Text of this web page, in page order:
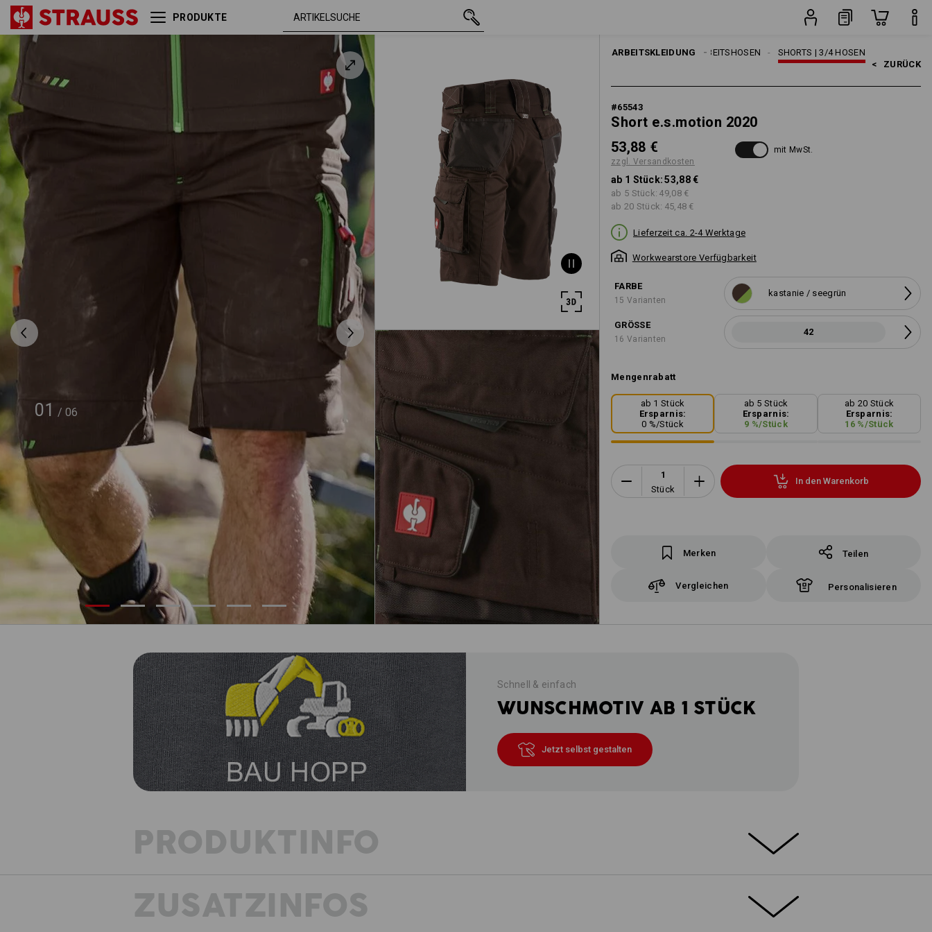
PRODUKTE
01 / 06
ARBEITSKLEIDUNG SHORTS | 3/4 HOSEN
ARBEITSHOSEN
HERREN
< ZURÜCK
#65543
Short e.s.motion 2020
53,88 €
zzgl. Versandkosten
mit MwSt.
ab 1 Stück: 53,88 €
ab 5 Stück: 49,08 €
ab 20 Stück: 45,48 €
Lieferzeit ca. 2-4 Werktage
Workwearstore Verfügbarkeit
FARBE
15 Varianten
kastanie / seegrün
GRÖSSE
16 Varianten
42
Mengenrabatt
ab 1 Stück
Ersparnis:
0 %/Stück
ab 5 Stück
Ersparnis:
9 %/Stück
ab 20 Stück
Ersparnis:
16 %/Stück
Stück
In den Warenkorb
Merken Teilen
Vergleichen Personalisieren
Short e.s.motion 2020 42 53,88 €
Schnell & einfach
WUNSCHMOTIV AB 1 STÜCK
Jetzt selbst gestalten
PRODUKTINFO
Der Prototyp moderner Arbeitshosen in der Short-Variante. Damit auch bei
ZUSATZINFOS